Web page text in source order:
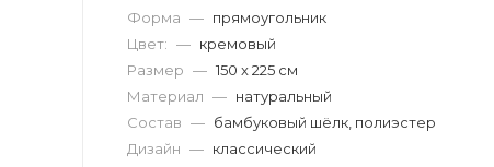
Форма — прямоугольник
Цвет: — кремовый
Размер — 150 x 225 см
Материал — натуральный
Состав — бамбуковый шёлк, полиэстер
Дизайн — классический